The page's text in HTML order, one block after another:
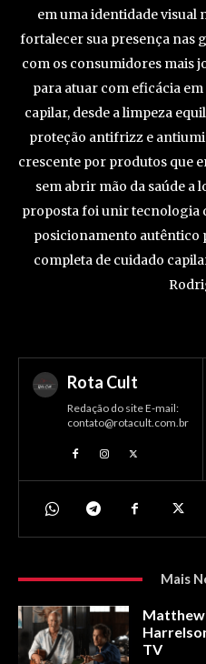
em uma identidade visual
fortalecer sua presença nas
com os consumidores mais
para atuar com eficácia
capilar, desde a limpeza
proteção antifrizz e
crescente por produtos que
sem abrir mão da saúde a
proposta foi unir tecnologia
posicionamento autêntico
completa de cuidado
Rota Cult
Redação do site E-mail:
contato@rotacult.com.br
Mais
Matthew
TV